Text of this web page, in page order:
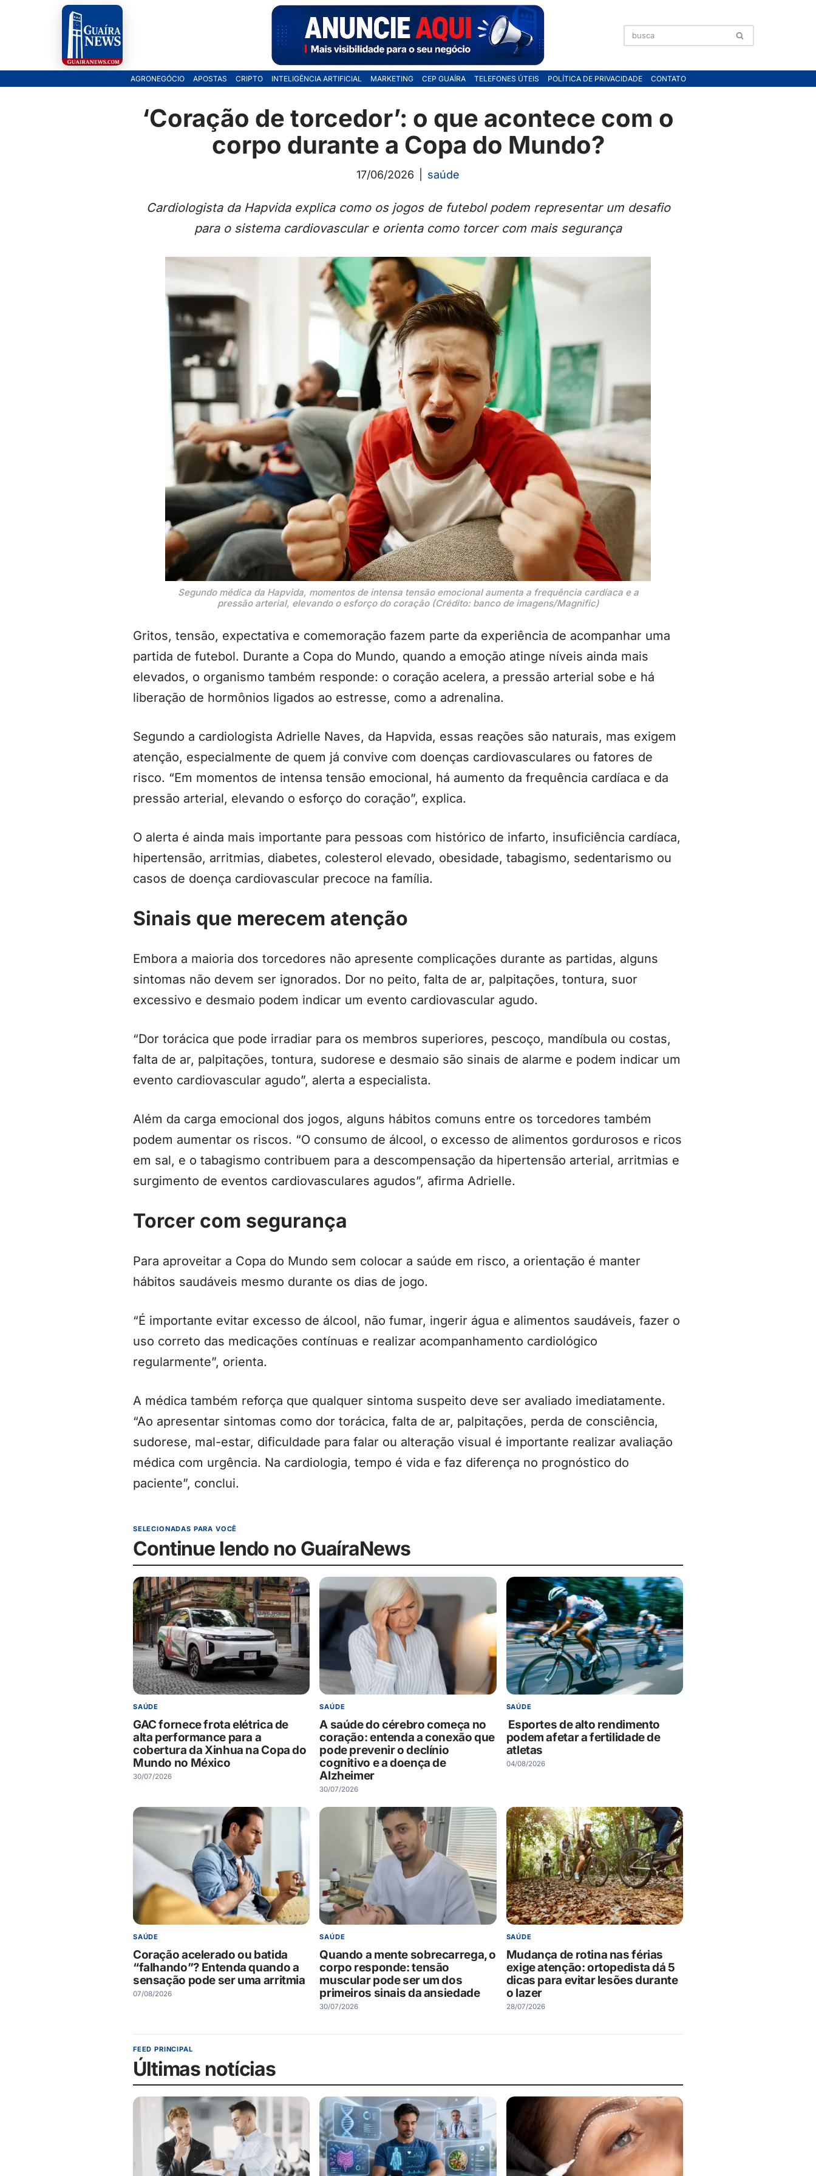
AGRONEGÓCIO APOSTAS CRIPTO INTELIGÊNCIA ARTIFICIAL MARKETING CEP GUAÍRA TELEFONES ÚTEIS POLÍTICA DE PRIVACIDADE CONTATO
‘Coração de torcedor’: o que acontece com o
corpo durante a Copa do Mundo?
17/06/2026 saúde
Cardiologista da Hapvida explica como os jogos de futebol podem representar um desafio
para o sistema cardiovascular e orienta como torcer com mais segurança
Segundo médica da Hapvida, momentos de intensa tensão emocional aumenta a frequência cardíaca e a
pressão arterial, elevando o esforço do coração (Crédito: banco de imagens/Magnific)
Gritos, tensão, expectativa e comemoração fazem parte da experiência de acompanhar uma
partida de futebol. Durante a Copa do Mundo, quando a emoção atinge níveis ainda mais
elevados, o organismo também responde: o coração acelera, a pressão arterial sobe e há
liberação de hormônios ligados ao estresse, como a adrenalina.
Segundo a cardiologista Adrielle Naves, da Hapvida, essas reações são naturais, mas exigem
atenção, especialmente de quem já convive com doenças cardiovasculares ou fatores de
risco. “Em momentos de intensa tensão emocional, há aumento da frequência cardíaca e da
pressão arterial, elevando o esforço do coração”, explica.
O alerta é ainda mais importante para pessoas com histórico de infarto, insuficiência cardíaca,
hipertensão, arritmias, diabetes, colesterol elevado, obesidade, tabagismo, sedentarismo ou
casos de doença cardiovascular precoce na família.
Sinais que merecem atenção
Embora a maioria dos torcedores não apresente complicações durante as partidas, alguns
sintomas não devem ser ignorados. Dor no peito, falta de ar, palpitações, tontura, suor
excessivo e desmaio podem indicar um evento cardiovascular agudo.
“Dor torácica que pode irradiar para os membros superiores, pescoço, mandíbula ou costas,
falta de ar, palpitações, tontura, sudorese e desmaio são sinais de alarme e podem indicar um
evento cardiovascular agudo”, alerta a especialista.
Além da carga emocional dos jogos, alguns hábitos comuns entre os torcedores também
podem aumentar os riscos. “O consumo de álcool, o excesso de alimentos gordurosos e ricos
em sal, e o tabagismo contribuem para a descompensação da hipertensão arterial, arritmias e
surgimento de eventos cardiovasculares agudos”, afirma Adrielle.
Torcer com segurança
Para aproveitar a Copa do Mundo sem colocar a saúde em risco, a orientação é manter
hábitos saudáveis mesmo durante os dias de jogo.
“É importante evitar excesso de álcool, não fumar, ingerir água e alimentos saudáveis, fazer o
uso correto das medicações contínuas e realizar acompanhamento cardiológico
regularmente”, orienta.
A médica também reforça que qualquer sintoma suspeito deve ser avaliado imediatamente.
“Ao apresentar sintomas como dor torácica, falta de ar, palpitações, perda de consciência,
sudorese, mal-estar, dificuldade para falar ou alteração visual é importante realizar avaliação
médica com urgência. Na cardiologia, tempo é vida e faz diferença no prognóstico do
paciente”, conclui.
SELECIONADAS PARA VOCÊ
Continue lendo no GuaíraNews
SAÚDE
GAC fornece frota elétrica de
alta performance para a
cobertura da Xinhua na Copa do
Mundo no México
30/07/2026
SAÚDE
A saúde do cérebro começa no
coração: entenda a conexão que
pode prevenir o declínio
cognitivo e a doença de
Alzheimer
30/07/2026
SAÚDE
Esportes de alto rendimento
podem afetar a fertilidade de
atletas
04/08/2026
SAÚDE
Coração acelerado ou batida
“falhando”? Entenda quando a
sensação pode ser uma arritmia
07/08/2026
SAÚDE
Quando a mente sobrecarrega, o
corpo responde: tensão
muscular pode ser um dos
primeiros sinais da ansiedade
30/07/2026
SAÚDE
Mudança de rotina nas férias
exige atenção: ortopedista dá 5
dicas para evitar lesões durante
o lazer
28/07/2026
FEED PRINCIPAL
Últimas notícias